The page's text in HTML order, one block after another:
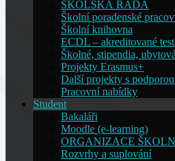
ŠKOLSKÁ RADA
Školní poradenské
Školní knihovna
ECDL – akreditované
Školné, stipendia,
Projekty Erasmus+
Další projekty s
Pracovní nabídky
Student
Bakaláři
Moodle (e-learning)
ORGANIZACE
Rozvrhy a suplování